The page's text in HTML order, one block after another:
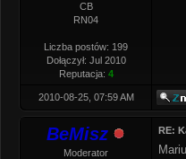
CB
RN04
Liczba postów: 199
Dołączył: Jul 2010
Reputacja: 4
2010-08-25, 07:59 AM
BeMisz
Moderator
RE: